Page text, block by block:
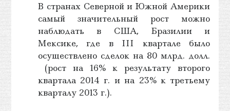
В странах Северной и Южной Америки
самый значительный рост можно
наблюдать в США, Бразилии и
Мексике, где в III квартале было
осуществлено сделок на 80 млрд. долл.
(рост на 16% к результату второго
квартала 2014 г. и на 23% к третьему
кварталу 2013 г.).